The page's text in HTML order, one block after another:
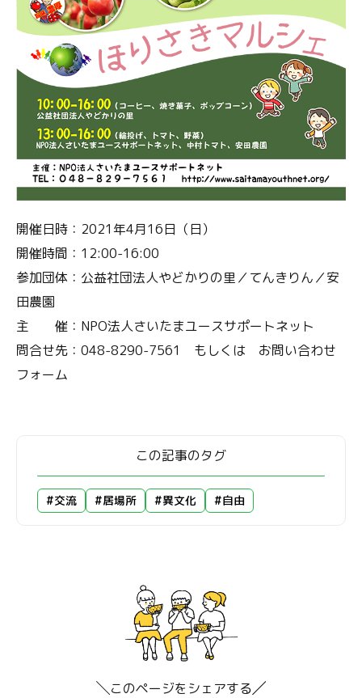
開催日時：2021年4月16日（日）
開催時間：12:00-16:00
参加団体：公益社団法人やどかりの里／てんきりん／安
田農園
主 催：NPO法人さいたまユースサポートネット
問合せ先：048-8290-7561 もしくは お問い合わせ
フォーム
この記事のタグ
#交流 #居場所 #異文化 #自由
このページをシェアする